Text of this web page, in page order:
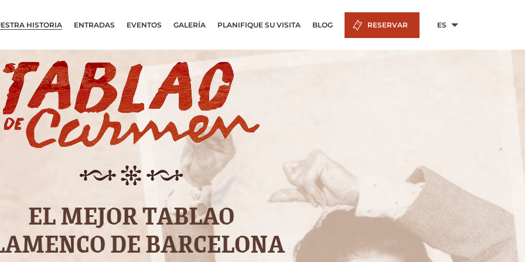
HISTORIA ENTRADAS EVENTOS GALERÍA PLANIFIQUE SU VISITA BLOG RESERVAR ES
EL MEJOR TABLAO
DE BARCELONA